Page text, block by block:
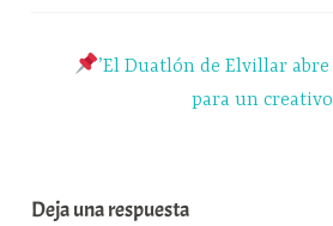
’El Duatlón de Elvillar
para un
Deja una respuesta